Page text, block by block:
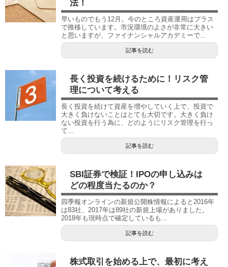
法！
早いものでもう12月。今のところ資産運用はプラス
で推移しています。市況環境のよさが非常に大きい
と思いますが、ファイナンシャルアカデミーで...
記事を読む
長く投資を続けるために！リスク管
理について考える
長く投資を続けて資産を増やしていく上で、投資で
大きく負けないことはとても大切です。大きく負け
ない投資を行う為に、どのようにリスク管理を行っ
て...
記事を読む
SBI証券で検証！IPOの申し込みは
どの程度当たるのか？
四季報オンラインの新規公開株情報によると2016年
は83社、2017年は89社の新規上場がありました。
2018年も現時点で確定しているも...
記事を読む
株式取引を始める上で、最初に考え